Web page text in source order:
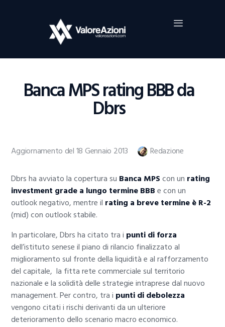
Banca MPS rating BBB da
Dbrs
Home
Investimenti
Borsa
Guide Al Trading
Aggiornamento del 18 Gennaio 2013 Redazione
Dbrs ha avviato la copertura su Banca MPScon un rating
investment grade a lungo termine BBBe con un
outlook negativo, mentre il rating a breve termine è R-2
(mid) con outlook stabile.
In particolare, Dbrs ha citato tra i punti di forza
dell’istituto senese il piano di rilancio finalizzato al
miglioramento sul fronte della liquidità e al rafforzamento
del capitale, la fitta rete commerciale sul territorio
nazionale e la solidità delle strategie intraprese dal nuovo
management. Per contro, tra i punti di debolezza
vengono citati i rischi derivanti da un ulteriore
deterioramento dello scenario macro economico.